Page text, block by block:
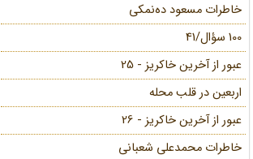
خاطرات مسعود ده‌نمکی
100 سؤال/41
عبور از آخرین خاکریز - 25
اربعین در قلب محله
عبور از آخرین خاکریز - 26
خاطرات محمد‌علی شعبانی